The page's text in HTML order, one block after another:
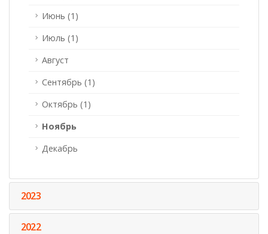
Июнь (1)
Июль (1)
Август
Сентябрь (1)
Октябрь (1)
Ноябрь
Декабрь
2023
2022